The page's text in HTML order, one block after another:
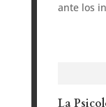
ante los
La